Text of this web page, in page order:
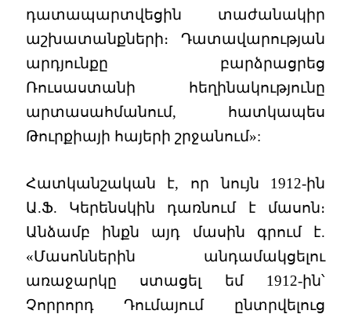
դատապարտվեցին տաժանակիր
աշխատանքների։ Դատավարության
արդյունքը բարձրացրեց
Ռուսաստանի հեղինակությունը
արտասահմանում, հատկապես
Թուրքիայի հայերի շրջանում»:
Հատկանշական է, որ նույն 1912-ին
Ա.Ֆ. Կերենսկին դառնում է մասոն։
Անձամբ ինքն այդ մասին գրում է.
«Մասոններին անդամակցելու
առաջարկը ստացել եմ 1912-ին՝
Չորրորդ Դումայում ընտրվելուց